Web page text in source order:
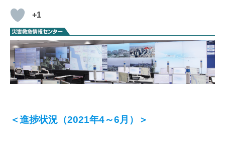
+1
＜進捗状況（2021年4～6月）＞